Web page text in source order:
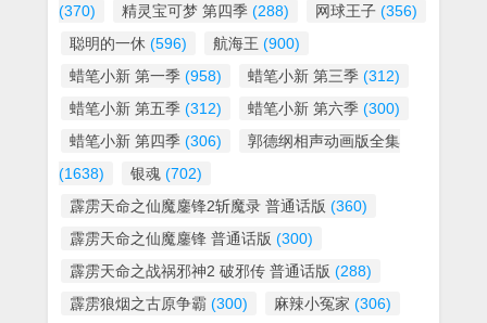
(370)
精灵宝可梦 第四季 (288) 网球王子 (356)
聪明的一休 (596) 航海王 (900)
蜡笔小新 第一季 (958) 蜡笔小新 第三季 (312)
蜡笔小新 第五季 (312) 蜡笔小新 第六季 (300)
蜡笔小新 第四季 (306)
郭德纲相声动画版全集
(1638)
银魂 (702)
霹雳天命之仙魔鏖锋2斩魔录 普通话版 (360)
霹雳天命之仙魔鏖锋 普通话版 (300)
霹雳天命之战祸邪神2 破邪传 普通话版 (288)
霹雳狼烟之古原争霸 (300) 麻辣小冤家 (306)